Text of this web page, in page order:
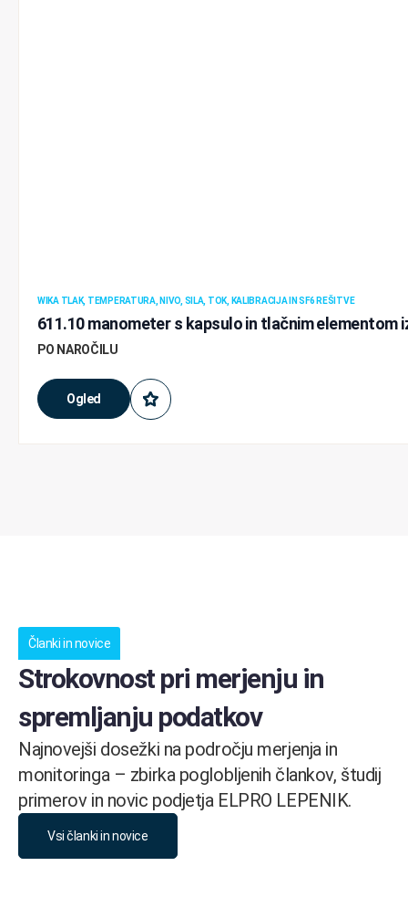
WIKA TLAK, TEMPERATURA, NIVO, SILA, TOK, KALIBRACIJA IN SF6 REŠITVE
611.10 manometer s kapsulo in tlačnim elementom
Ogled
PO NAROČILU
Članki in novice
Strokovnost pri merjenju in
spremljanju podatkov
Najnovejši dosežki na področju merjenja in
monitoringa – zbirka poglobljenih člankov, študij
primerov in novic podjetja ELPRO LEPENIK.
Vsi članki in novice